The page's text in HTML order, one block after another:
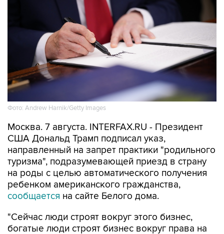
Фото: Andrew Harnik/Getty Images
Москва. 7 августа. INTERFAX.RU - Президент
США Дональд Трамп подписал указ,
направленный на запрет практики "родильного
туризма", подразумевающей приезд в страну
на роды с целью автоматического получения
ребенком американского гражданства,
сообщается на сайте Белого дома.
"Сейчас люди строят вокруг этого бизнес,
богатые люди строят бизнес вокруг права на